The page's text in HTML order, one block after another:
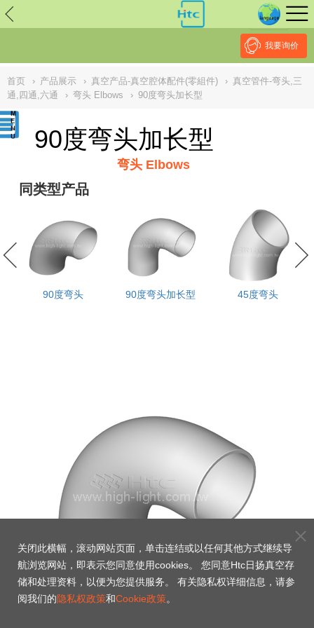
// replaced by scott on 2026/7/20 reason: high risk: Unsafe
Implementation Of Subresource Integrity /**/ // ------------------------------
我要询价
首页 › 产品展示 › 真空产品-真空腔体配件(零組件) › 真空管件-弯头,三
通,四通,六通
› 弯头 Elbows › 90度弯头加长型
90度弯头加长型
弯头 Elbows
同类型产品
90度弯头 90度弯头加长型 45度弯头
关闭此横幅，滚动网站页面，单击连结或以任何其他方式继续导
航浏览网站，即表示您同意使用cookies。 您同意Htc日扬真空存
储和处理资料，以便为您提供服务。 有关隐私权详细信息，请参
阅我们的隐私权政策和Cookie政策。